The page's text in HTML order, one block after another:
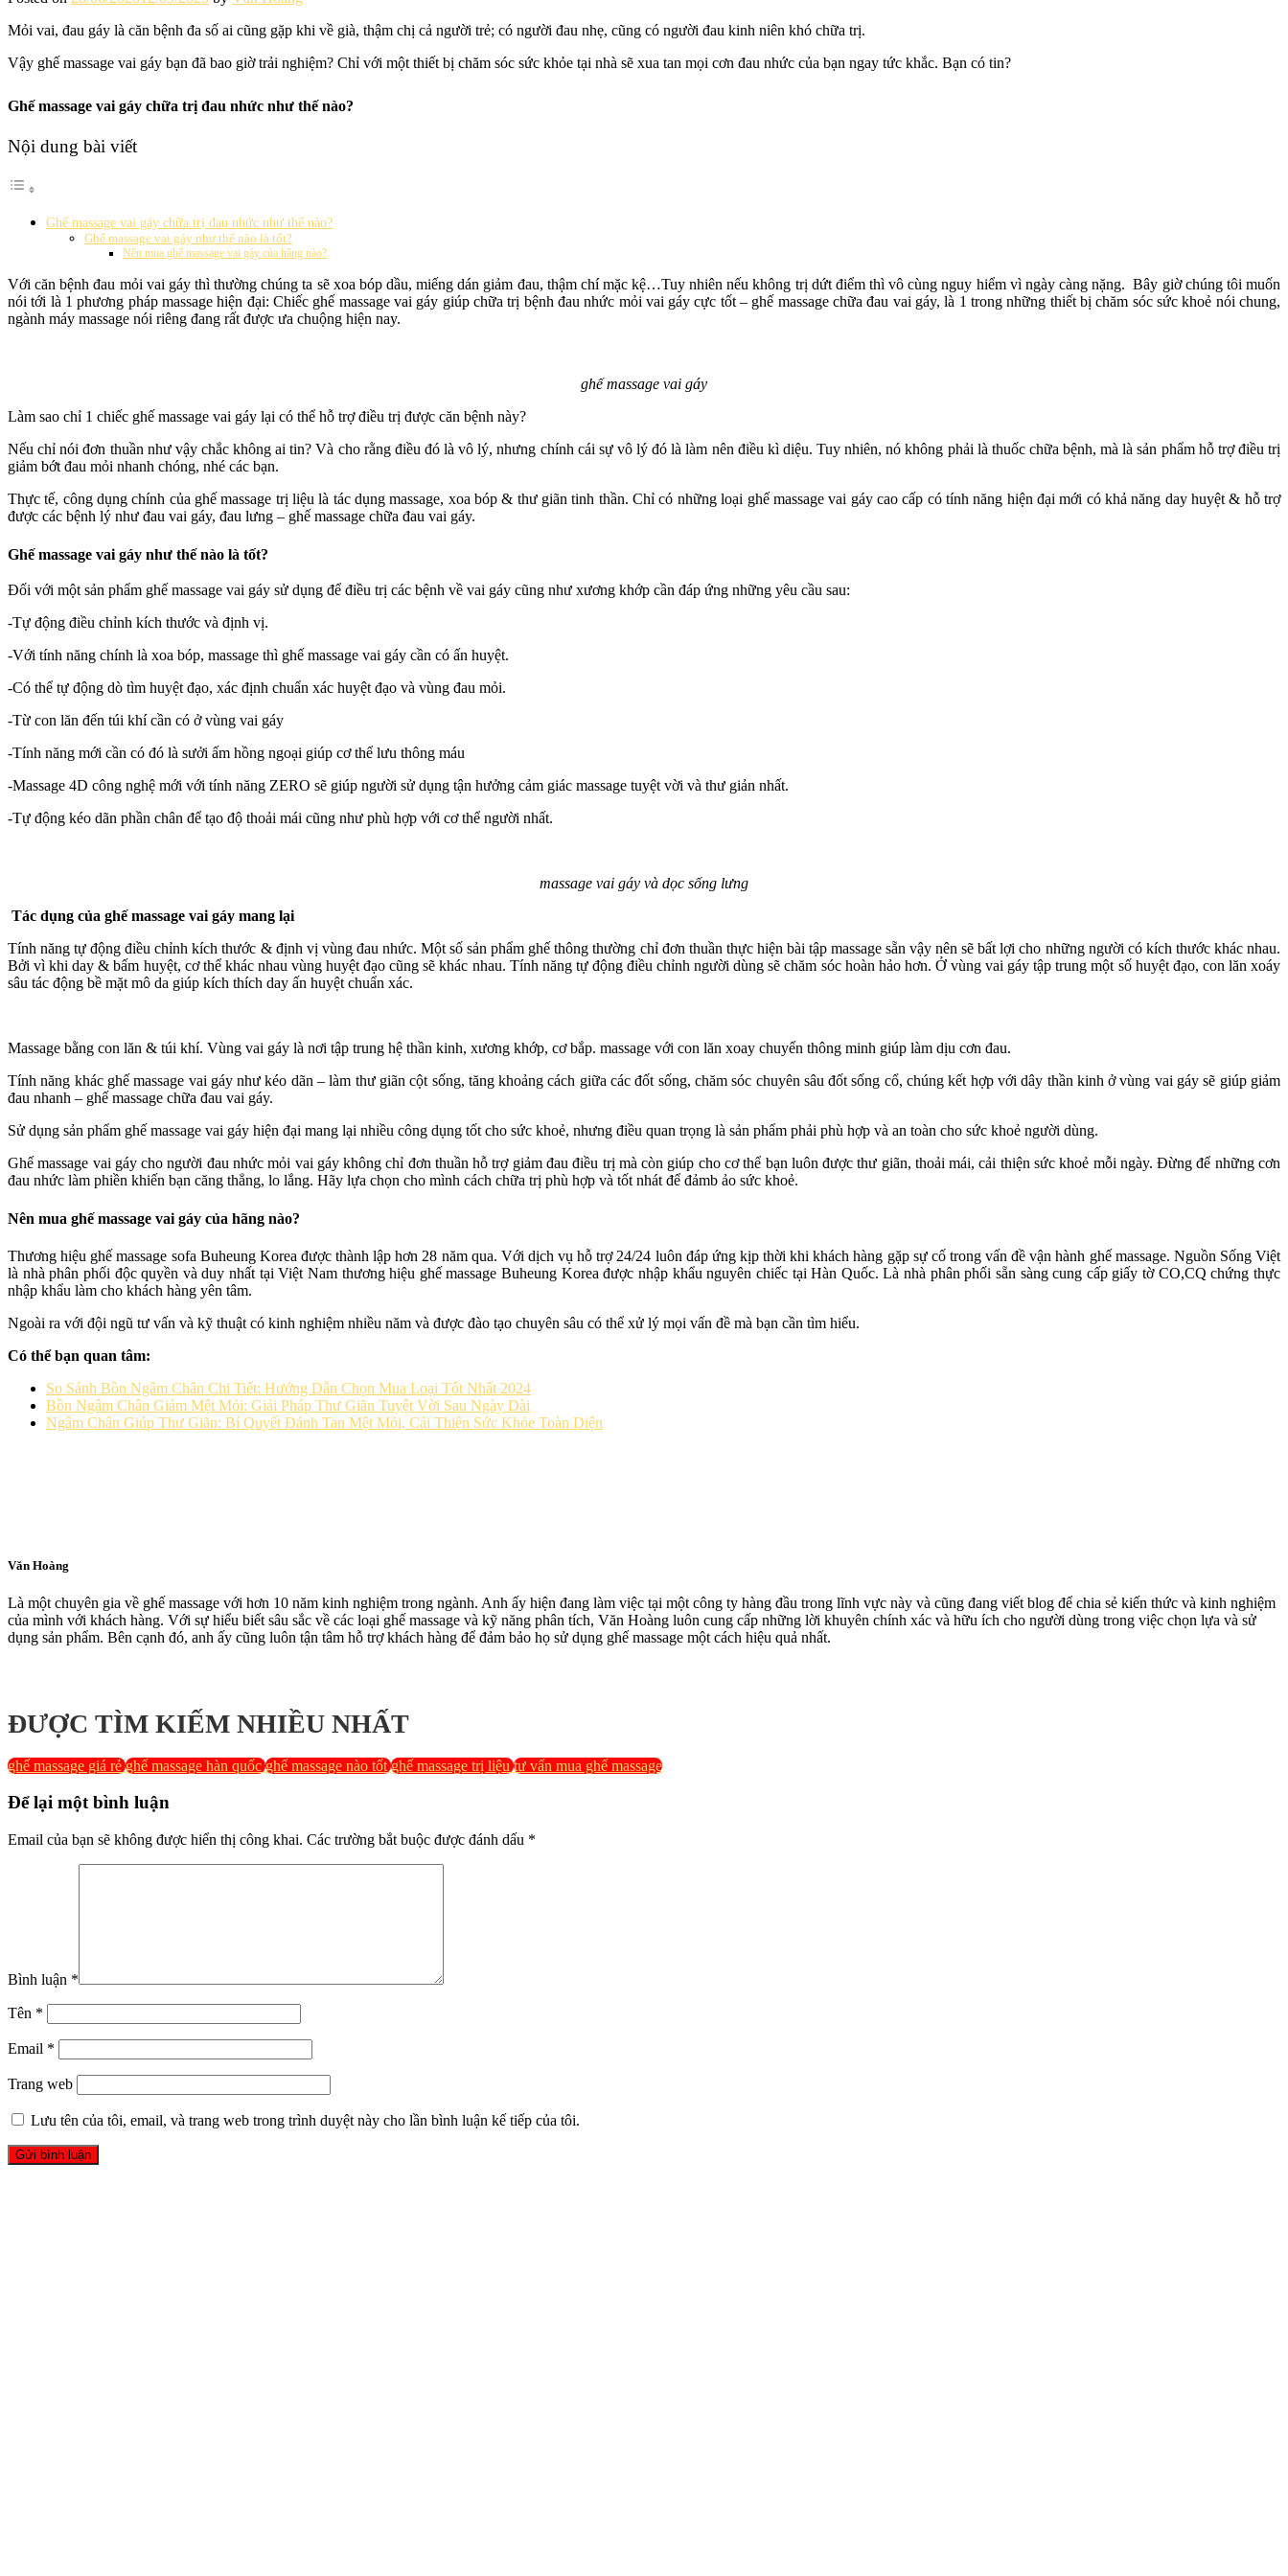
Mỏi vai, đau gáy là căn bệnh đa số ai cũng gặp khi về già, thậm chị cả người trẻ; có người đau nhẹ, cũng có người đau kinh niên khó chữa trị.
Vậy ghế massage vai gáy bạn đã bao giờ trải nghiệm? Chỉ với một thiết bị chăm sóc sức khỏe tại nhà sẽ xua tan mọi cơn đau nhức của bạn ngay tức khắc. Bạn có tin?
Ghế massage vai gáy chữa trị đau nhức như thế nào?
Nội dung bài viết
Ghế massage vai gáy chữa trị đau nhức như thế nào?
Ghế massage vai gáy như thế nào là tốt?
Nên mua ghế massage vai gáy của hãng nào?
Với căn bệnh đau mỏi vai gáy thì thường chúng ta sẽ xoa bóp dầu, miếng dán giảm đau, thậm chí mặc kệ…Tuy nhiên nếu không trị dứt điểm thì vô cùng nguy hiểm vì ngày càng nặng. Bây giờ chúng tôi muốn
nói tới là 1 phương pháp massage hiện đại: Chiếc ghế massage vai gáy giúp chữa trị bệnh đau nhức mỏi vai gáy cực tốt – ghế massage chữa đau vai gáy, là 1 trong những thiết bị chăm sóc sức khoẻ nói chung,
ngành máy massage nói riêng đang rất được ưa chuộng hiện nay.
ghế massage vai gáy
Làm sao chỉ 1 chiếc ghế massage vai gáy lại có thể hỗ trợ điều trị được căn bệnh này?
Nếu chỉ nói đơn thuần như vậy chắc không ai tin? Và cho rằng điều đó là vô lý, nhưng chính cái sự vô lý đó là làm nên điều kì diệu. Tuy nhiên, nó không phải là thuốc chữa bệnh, mà là sản phẩm hỗ trợ điều trị
giảm bớt đau mỏi nhanh chóng, nhé các bạn.
Thực tế, công dụng chính của ghế massage trị liệu là tác dụng massage, xoa bóp & thư giãn tinh thần. Chỉ có những loại ghế massage vai gáy cao cấp có tính năng hiện đại mới có khả năng day huyệt & hỗ trợ
được các bệnh lý như đau vai gáy, đau lưng – ghế massage chữa đau vai gáy.
Ghế massage vai gáy như thế nào là tốt?
Đối với một sản phẩm ghế massage vai gáy sử dụng để điều trị các bệnh về vai gáy cũng như xương khớp cần đáp ứng những yêu cầu sau:
-Tự động điều chỉnh kích thước và định vị.
-Với tính năng chính là xoa bóp, massage thì ghế massage vai gáy cần có ấn huyệt.
-Có thể tự động dò tìm huyệt đạo, xác định chuẩn xác huyệt đạo và vùng đau mỏi.
-Từ con lăn đến túi khí cần có ở vùng vai gáy
-Tính năng mới cần có đó là sưởi ấm hồng ngoại giúp cơ thể lưu thông máu
-Massage 4D công nghệ mới với tính năng ZERO sẽ giúp người sử dụng tận hưởng cảm giác massage tuyệt vời và thư giản nhất.
-Tự động kéo dãn phần chân để tạo độ thoải mái cũng như phù hợp với cơ thể người nhất.
massage vai gáy và dọc sống lưng
Tác dụng của ghế massage vai gáy mang lại
Tính năng tự động điều chỉnh kích thước & định vị vùng đau nhức. Một số sản phẩm ghế thông thường chỉ đơn thuần thực hiện bài tập massage sẵn vậy nên sẽ bất lợi cho những người có kích thước khác nhau.
Bởi vì khi day & bấm huyệt, cơ thể khác nhau vùng huyệt đạo cũng sẽ khác nhau. Tính năng tự động điều chỉnh người dùng sẽ chăm sóc hoàn hảo hơn. Ở vùng vai gáy tập trung một số huyệt đạo, con lăn xoáy
sâu tác động bề mặt mô da giúp kích thích day ấn huyệt chuẩn xác.
Massage bằng con lăn & túi khí. Vùng vai gáy là nơi tập trung hệ thần kinh, xương khớp, cơ bắp. massage với con lăn xoay chuyển thông minh giúp làm dịu cơn đau.
Tính năng khác ghế massage vai gáy như kéo dãn – làm thư giãn cột sống, tăng khoảng cách giữa các đốt sống, chăm sóc chuyên sâu đốt sống cổ, chúng kết hợp với dây thần kinh ở vùng vai gáy sẽ giúp giảm
đau nhanh – ghế massage chữa đau vai gáy.
Sử dụng sản phẩm ghế massage vai gáy hiện đại mang lại nhiều công dụng tốt cho sức khoẻ, nhưng điều quan trọng là sản phẩm phải phù hợp và an toàn cho sức khoẻ người dùng.
Ghế massage vai gáy cho người đau nhức mỏi vai gáy không chỉ đơn thuần hỗ trợ giảm đau điều trị mà còn giúp cho cơ thể bạn luôn được thư giãn, thoải mái, cải thiện sức khoẻ mỗi ngày. Đừng để những cơn
đau nhức làm phiền khiến bạn căng thẳng, lo lắng. Hãy lựa chọn cho mình cách chữa trị phù hợp và tốt nhát để đảmb ảo sức khoẻ.
Nên mua ghế massage vai gáy của hãng nào?
Thương hiệu ghế massage sofa Buheung Korea được thành lập hơn 28 năm qua. Với dịch vụ hỗ trợ 24/24 luôn đáp ứng kịp thời khi khách hàng gặp sự cố trong vấn đề vận hành ghế massage. Nguồn Sống Việt
là nhà phân phối độc quyền và duy nhất tại Việt Nam thương hiệu ghế massage Buheung Korea được nhập khẩu nguyên chiếc tại Hàn Quốc. Là nhà phân phối sẵn sàng cung cấp giấy tờ CO,CQ chứng thực
nhập khẩu làm cho khách hàng yên tâm.
Ngoài ra với đội ngũ tư vấn và kỹ thuật có kinh nghiệm nhiều năm và được đào tạo chuyên sâu có thể xử lý mọi vấn đề mà bạn cần tìm hiểu.
Có thể bạn quan tâm:
So Sánh Bồn Ngâm Chân Chi Tiết: Hướng Dẫn Chọn Mua Loại Tốt Nhất 2024
Bồn Ngâm Chân Giảm Mệt Mỏi: Giải Pháp Thư Giãn Tuyệt Vời Sau Ngày Dài
Ngâm Chân Giúp Thư Giãn: Bí Quyết Đánh Tan Mệt Mỏi, Cải Thiện Sức Khỏe Toàn Diện
Văn Hoàng
Là một chuyên gia về ghế massage với hơn 10 năm kinh nghiệm trong ngành. Anh ấy hiện đang làm việc tại một công ty hàng đầu trong lĩnh vực này và cũng đang viết blog để chia sẻ kiến thức và kinh nghiệm
của mình với khách hàng. Với sự hiểu biết sâu sắc về các loại ghế massage và kỹ năng phân tích, Văn Hoàng luôn cung cấp những lời khuyên chính xác và hữu ích cho người dùng trong việc chọn lựa và sử
dụng sản phẩm. Bên cạnh đó, anh ấy cũng luôn tận tâm hỗ trợ khách hàng để đảm bảo họ sử dụng ghế massage một cách hiệu quả nhất.
ĐƯỢC TÌM KIẾM NHIỀU NHẤT
ghế massage giá rẻ ghế massage hàn quốc ghế massage nào tốt ghế massage trị liệu tư vấn mua ghế massage
Để lại một bình luận
Email của bạn sẽ không được hiển thị công khai. Các trường bắt buộc được đánh dấu *
Bình luận *
Tên *
Email *
Trang web
Lưu tên của tôi, email, và trang web trong trình duyệt này cho lần bình luận kế tiếp của tôi.